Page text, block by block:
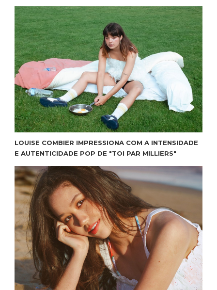
LOUISE COMBIER IMPRESSIONA COM A INTENSIDADE
E AUTENTICIDADE POP DE "TOI PAR MILLIERS"